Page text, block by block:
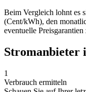
Beim Vergleich lohnt es
(Cent/kWh), den
eventuelle
Stromanbieter
1
Verbrauch ermitteln